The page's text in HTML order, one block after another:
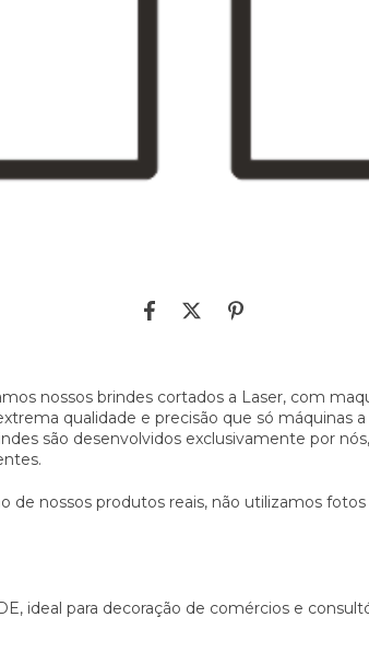
nossos brindes cortados a Laser, com
qualidade e precisão que só máquinas
são desenvolvidos exclusivamente por
de nossos produtos reais, não utilizamos
ideal para decoração de comércios e